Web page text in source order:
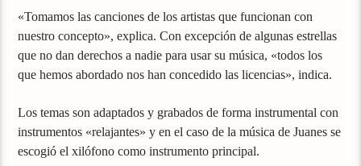
«Tomamos las canciones de los artistas que funcionan con
nuestro concepto», explica. Con excepción de algunas estrellas
que no dan derechos a nadie para usar su música, «todos los
que hemos abordado nos han concedido las licencias», indica.
Los temas son adaptados y grabados de forma instrumental con
instrumentos «relajantes» y en el caso de la música de Juanes se
escogió el xilófono como instrumento principal.